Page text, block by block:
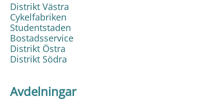
Distrikt Västra
Cykelfabriken
Studentstaden
Bostadsservice
Distrikt Östra
Distrikt Södra
Avdelningar